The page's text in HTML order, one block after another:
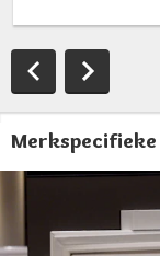
Merkspecifieke